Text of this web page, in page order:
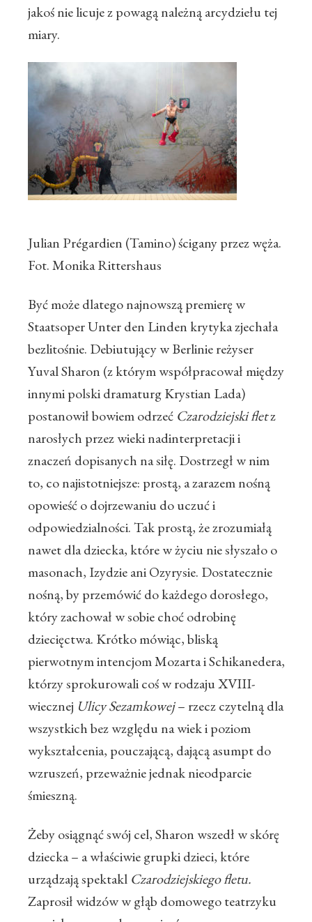
jakoś nie licuje z powagą należną arcydziełu tej
miary.
Julian Prégardien (Tamino) ścigany przez węża.
Fot. Monika Rittershaus
Być może dlatego najnowszą premierę w
Staatsoper Unter den Linden krytyka zjechała
bezlitośnie. Debiutujący w Berlinie reżyser
Yuval Sharon (z którym współpracował między
innymi polski dramaturg Krystian Lada)
postanowił bowiem odrzeć Czarodziejski fletz
narosłych przez wieki nadinterpretacji i
znaczeń dopisanych na siłę. Dostrzegł w nim
to, co najistotniejsze: prostą, a zarazem nośną
opowieść o dojrzewaniu do uczuć i
odpowiedzialności. Tak prostą, że zrozumiałą
nawet dla dziecka, które w życiu nie słyszało o
masonach, Izydzie ani Ozyrysie. Dostatecznie
nośną, by przemówić do każdego dorosłego,
który zachował w sobie choć odrobinę
dziecięctwa. Krótko mówiąc, bliską
pierwotnym intencjom Mozarta i Schikanedera,
którzy sprokurowali coś w rodzaju XVIII-
wiecznej Ulicy Sezamkowej– rzecz czytelną dla
wszystkich bez względu na wiek i poziom
wykształcenia, pouczającą, dającą asumpt do
wzruszeń, przeważnie jednak nieodparcie
śmieszną.
Żeby osiągnąć swój cel, Sharon wszedł w skórę
dziecka – a właściwie grupki dzieci, które
urządzają spektakl Czarodziejskiego fletu.
Zaprosił widzów w głąb domowego teatrzyku